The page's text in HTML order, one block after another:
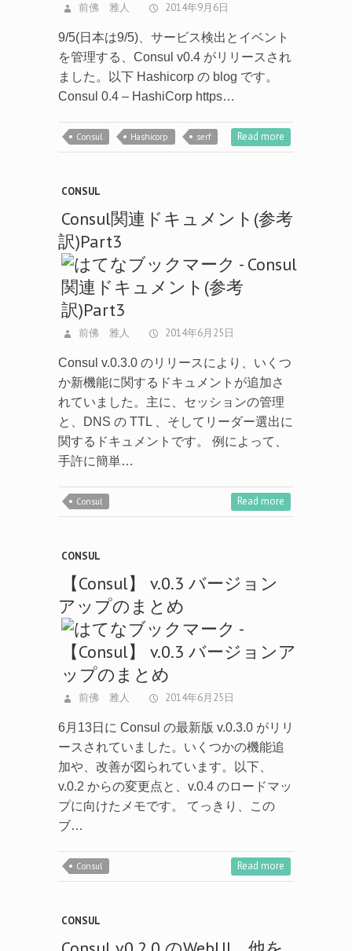
前佛 雅人 2014年9月6日
9/5(日本は9/5)、サービス検出とイベント
を管理する、Consul v0.4 がリリースされ
ました。以下 Hashicorp の blog です。
Consul 0.4 – HashiCorp https…
Consul Hashicorp serf Read more
CONSUL
Consul関連ドキュメント(参考
訳)Part3
前佛 雅人 2014年6月25日
Consul v.0.3.0 のリリースにより、いくつ
か新機能に関するドキュメントが追加さ
れていました。主に、セッションの管理
と、DNS の TTL 、そしてリーダー選出に
関するドキュメントです。 例によって、
手許に簡単…
Consul Read more
CONSUL
【Consul】 v.0.3 バージョン
アップのまとめ
前佛 雅人 2014年6月25日
6月13日に Consul の最新版 v.0.3.0 がリリ
ースされていました。いくつかの機能追
加や、改善が図られています。以下、
v.0.2 からの変更点と、v.0.4 のロードマッ
プに向けたメモです。 てっきり、この
ブ…
Consul Read more
CONSUL